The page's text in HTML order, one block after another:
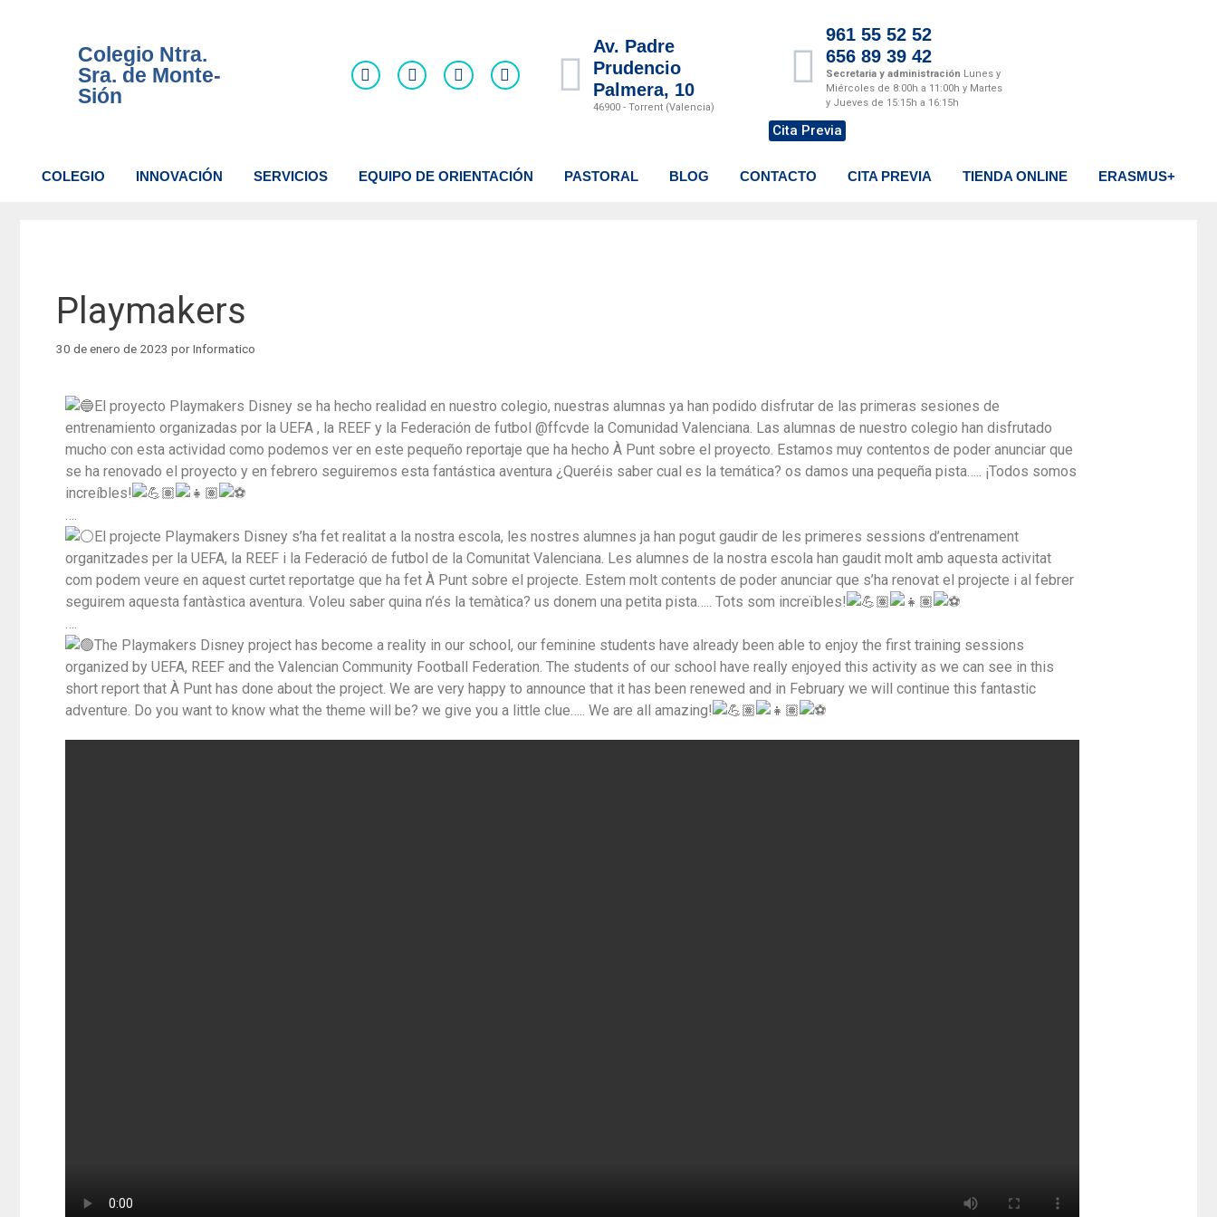
Colegio Ntra.
Sra. de Monte-
Sión
Av. Padre
Prudencio
Palmera, 10
46900 - Torrent (Valencia)
961 55 52 52
656 89 39 42
Secretaria y administración Lunes y
Miércoles de 8:00h a 11:00h y Martes
y Jueves de 15:15h a 16:15h
Cita Previa
COLEGIO INNOVACIÓN SERVICIOS EQUIPO DE ORIENTACIÓN PASTORAL BLOG CONTACTO CITA PREVIA TIENDA ONLINE ERASMUS+
Playmakers
30 de enero de 2023 porInformatico
El proyecto Playmakers Disney se ha hecho realidad en nuestro colegio, nuestras alumnas ya han podido disfrutar de las primeras sesiones de
entrenamiento organizadas por la UEFA , la REEF y la Federación de futbol @ffcvde la Comunidad Valenciana. Las alumnas de nuestro colegio han disfrutado
mucho con esta actividad como podemos ver en este pequeño reportaje que ha hecho À Punt sobre el proyecto. Estamos muy contentos de poder anunciar que
se ha renovado el proyecto y en febrero seguiremos esta fantástica aventura ¿Queréis saber cual es la temática? os damos una pequeña pista….. ¡Todos somos
increíbles!
….
El projecte Playmakers Disney s’ha fet realitat a la nostra escola, les nostres alumnes ja han pogut gaudir de les primeres sessions d’entrenament
organitzades per la UEFA, la REEF i la Federació de futbol de la Comunitat Valenciana. Les alumnes de la nostra escola han gaudit molt amb aquesta activitat
com podem veure en aquest curtet reportatge que ha fet À Punt sobre el projecte. Estem molt contents de poder anunciar que s’ha renovat el projecte i al febrer
seguirem aquesta fantàstica aventura. Voleu saber quina n’és la temàtica? us donem una petita pista….. Tots som increïbles!
….
The Playmakers Disney project has become a reality in our school, our feminine students have already been able to enjoy the first training sessions
organized by UEFA, REEF and the Valencian Community Football Federation. The students of our school have really enjoyed this activity as we can see in this
short report that À Punt has done about the project. We are very happy to announce that it has been renewed and in February we will continue this fantastic
adventure. Do you want to know what the theme will be? we give you a little clue….. We are all amazing!